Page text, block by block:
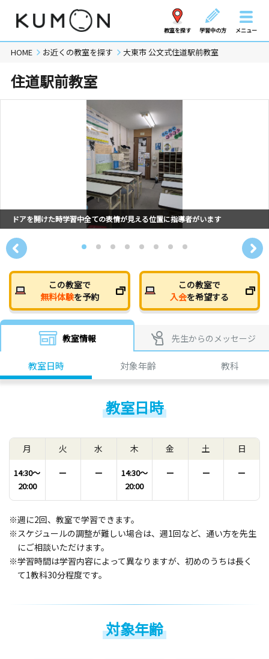
教室を探す 学習中の方 メニュー
HOME お近くの教室を探す 大東市 公文式住道駅前教室
住道駅前教室
ドアを開けた時学習中全ての表情が見える位置に指導者がいます
この教室で
無料体験を予約
この教室で
入会を希望する
教室情報 先生からのメッセージ
教室日時 対象年齢 教科
教室日時
月
14:30〜
20:00
火
ー
水
ー
木
14:30〜
20:00
金
ー
土
ー
日
ー
※週に2回、教室で学習できます。
※スケジュールの調整が難しい場合は、週1回など、通い方を先生
にご相談いただけます。
※学習時間は学習内容によって異なりますが、初めのうちは長く
て1教科30分程度です。
対象年齢